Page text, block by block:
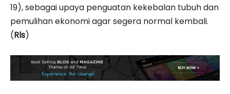
19), sebagai upaya penguatan kekebalan tubuh dan
pemulihan ekonomi agar segera normal kembali.
(Rls)